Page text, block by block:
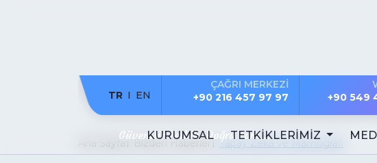
TR EN
ÇAĞRI MERKEZİ
+90 216 457 97 97
+90 549
Güvenilir Tetkik, Doğru Tanı...
KURUMSAL TETKİKLERİMİZ
Ana Sayfa Bizden Haberler Yapay Zeka ve Mamografi